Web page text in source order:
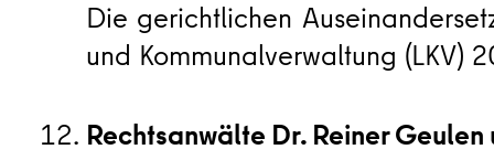
Die gerichtlichen
und Kommunalverwaltung (LKV)
Rechtsanwälte Dr. Reiner